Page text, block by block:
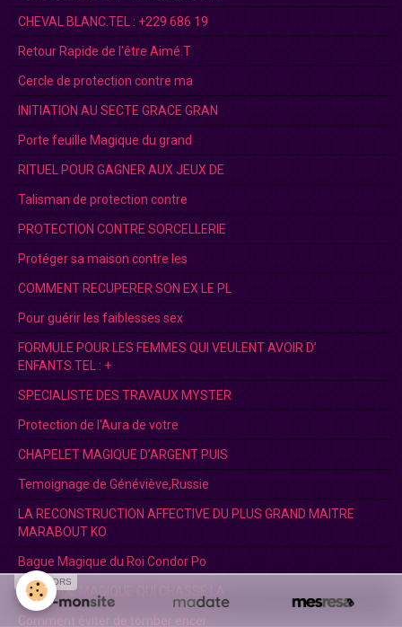
CHEVAL BLANC.TEL : +229 686 19
Retour Rapide de l'être Aimé.T
Cercle de protection contre ma
INITIATION AU SECTE GRACE GRAN
Porte feuille Magique du grand
RITUEL POUR GAGNER AUX JEUX DE
Talisman de protection contre
PROTECTION CONTRE SORCELLERIE
Protéger sa maison contre les
COMMENT RECUPERER SON EX LE PL
Pour guérir les faiblesses sex
FORMULE POUR LES FEMMES QUI VEULENT AVOIR D’
ENFANTS.TEL : +
SPECIALISTE DES TRAVAUX MYSTER
Protection de l'Aura de votre
CHAPELET MAGIQUE D’ARGENT PUIS
Temoignage de Généviève,Russie
LA RECONSTRUCTION AFFECTIVE DU PLUS GRAND MAITRE
MARABOUT KO
Bague Magique du Roi Condor Po
LA BAGUE MAGIQUE QUI CHASSE LA
Comment éviter de tomber encei
SPONSORS